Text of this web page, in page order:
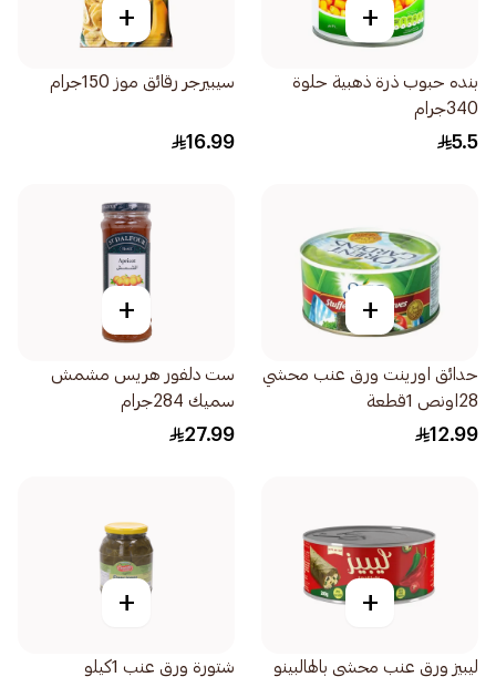
+
بنده حبوب ذرة ذهبية حلوة
340جرام
5.5
+
سيبيرجر رقائق موز 150جرام
16.99
+
حدائق اورينت ورق عنب محشي
28اونص 1قطعة
12.99
+
ست دلفور هريس مشمش
سميك 284جرام
27.99
+
ليبيز ورق عنب محشي بالهالبينو
+
شتورة ورق عنب 1كيلو